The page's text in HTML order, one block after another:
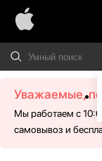
Уважаемые,
Мы работаем с
самовывоз и